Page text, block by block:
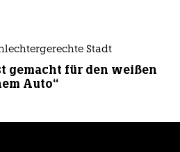
Stadt
gemacht für den weißen
Auto“